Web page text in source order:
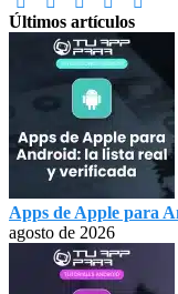
Últimos artículos
Apps de Apple para
agosto de 2026